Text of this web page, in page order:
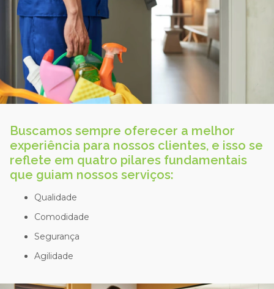
Buscamos sempre oferecer a melhor
experiência para nossos clientes, e isso se
reflete em quatro pilares fundamentais
que guiam nossos serviços:
Qualidade
Comodidade
Segurança
Agilidade